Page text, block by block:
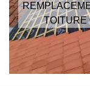
TOITURE